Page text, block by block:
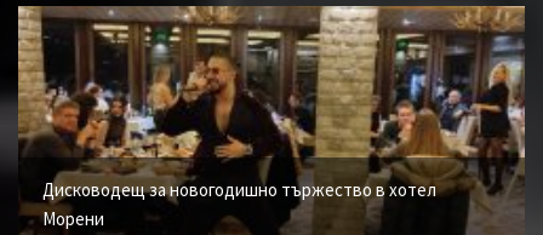
Дисководещ за новогодишно тържество в хотел
Морени